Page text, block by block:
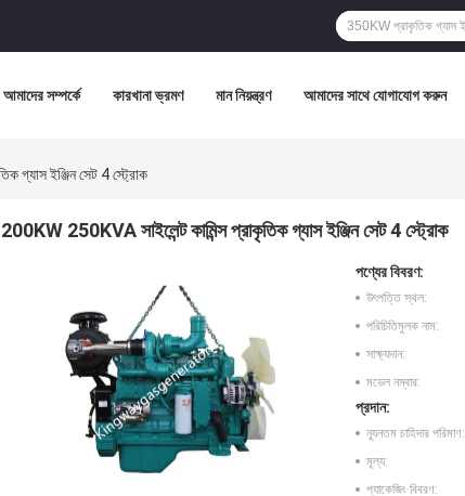
আমাদের সম্পর্কে কারখানা ভ্রমণ মান নিয়ন্ত্রণ আমাদের সাথে যোগাযোগ করুন
গ্যাস ইঞ্জিন সেট 4 স্ট্রোক
200KW 250KVA সাইলেন্ট কামিন্স প্রাকৃতিক গ্যাস ইঞ্জিন সেট 4 স্ট্রোক
পণ্যের বিবরণ:
উৎপত্তি স্থল:
পরিচিতিমুলক নাম:
সাক্ষ্যদান:
মডেল নম্বার:
প্রদান:
ন্যূনতম চাহিদার পরিমাণ:
মূল্য:
প্যাকেজিং বিবরণ: